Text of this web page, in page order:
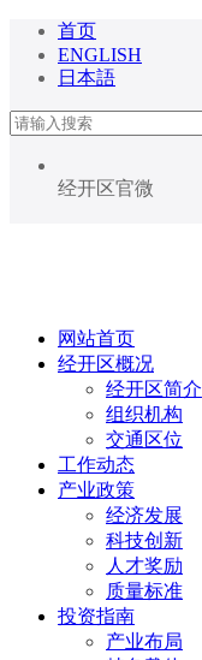
首页
ENGLISH
日本語
经开区官微
网站首页
经开区概况
经开区简介
组织机构
交通区位
工作动态
产业政策
经济发展
科技创新
人才奖励
质量标准
投资指南
产业布局